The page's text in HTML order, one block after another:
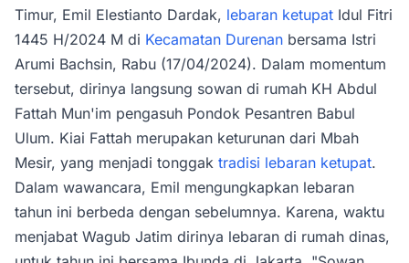
Timur, Emil Elestianto Dardak, lebaran ketupat Idul Fitri
1445 H/2024 M di Kecamatan Durenan bersama Istri
Arumi Bachsin, Rabu (17/04/2024). Dalam momentum
tersebut, dirinya langsung sowan di rumah KH Abdul
Fattah Mun'im pengasuh Pondok Pesantren Babul
Ulum. Kiai Fattah merupakan keturunan dari Mbah
Mesir, yang menjadi tonggak tradisi lebaran ketupat.
Dalam wawancara, Emil mengungkapkan lebaran
tahun ini berbeda dengan sebelumnya. Karena, waktu
menjabat Wagub Jatim dirinya lebaran di rumah dinas,